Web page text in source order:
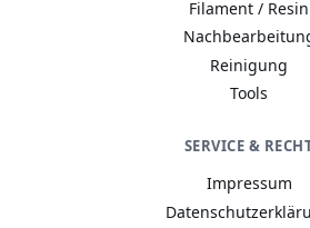
Durch Klicken auf „Alle akzeptieren“
Filament / Resin
Reinigung
Tools
SERVICE &
Impressum